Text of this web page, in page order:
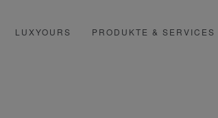
LUXYOURS PRODUKTE & SERVICES